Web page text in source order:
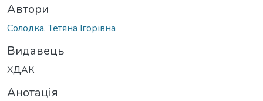
Автори
Солодка, Тетяна Ігорівна
Видавець
ХДАК
Анотація